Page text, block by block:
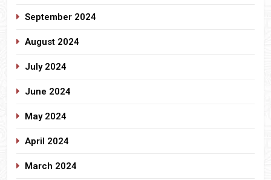
September 2024
August 2024
July 2024
June 2024
May 2024
April 2024
March 2024